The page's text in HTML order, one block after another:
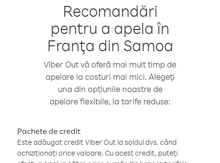
Recomandări
pentru a apela în
Franţa din Samoa
Viber Out vă oferă mai mult timp de
apelare la costuri mai mici. Alegeți
una din opțiunile noastre de
apelare flexibile, la tarife reduse:
Pachete de credit
Este adăugat credit Viber Out la soldul dvs. când
achiziționați orice valoare. Cu acest credit, puteți